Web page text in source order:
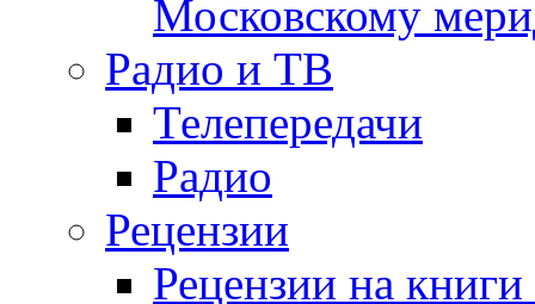
Московскому
Радио и ТВ
Телепередачи
Радио
Рецензии
Рецензии на